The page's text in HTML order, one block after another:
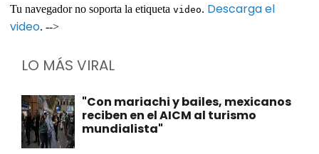
Tu navegador no soporta la etiqueta video. Descarga el
video. -->
LO MÁS VIRAL
"Con mariachi y bailes, mexicanos
reciben en el AICM al turismo
mundialista"